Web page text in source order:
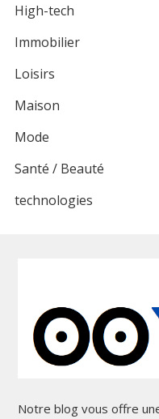
High-tech
Immobilier
Loisirs
Maison
Mode
Santé / Beauté
technologies
Notre blog vous offre